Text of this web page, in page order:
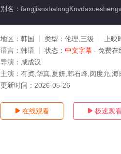
别名：
地区： 韩国 类型： 伦理,三级 上映
语言： 韩语 状态： 中文字幕 - 免费在
导演： 咸成汉
主演： 有贞,华真,夏妍,韩石峰,闵度允,海
更新时间： 2026-05-26
 在线观看  极速观